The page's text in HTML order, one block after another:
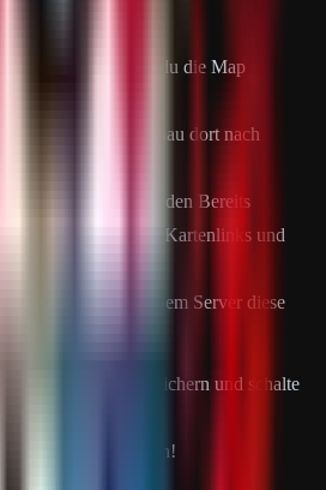
kannst du die Map
Unterschiedlich, schau dort nach
Map
habe, füge den Bereits
nach
deines Kartenlinks und
Spieler aber auch dem Server diese
hast, klicke auf Speichern und schalte
wird jetzt geladen!